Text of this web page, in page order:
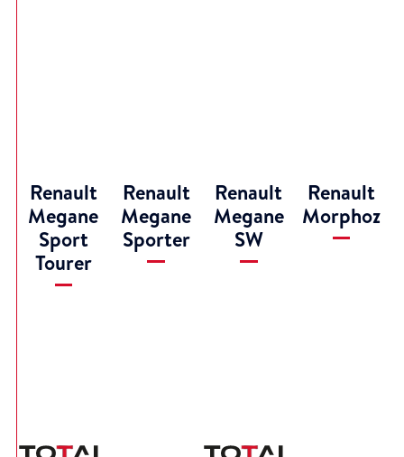
Renault
Megane
Sport
Tourer
Renault
Megane
Sporter
Renault
Megane
SW
Renault
Morphoz